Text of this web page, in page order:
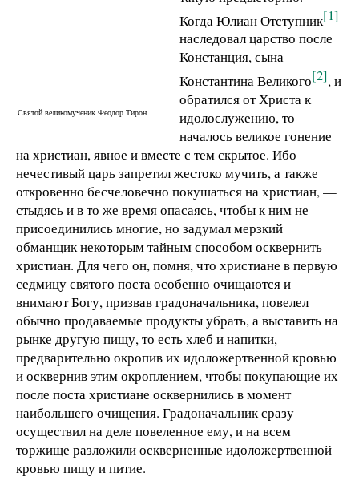
Святой великомученик Феодор Тирон
Когда Юлиан Отступник[1]
наследовал царство после
Констанция, сына
Константина Великого[2], и
обратился от Христа к
идолослужению, то
началось великое гонение
на христиан, явное и вместе с тем скрытое. Ибо
нечестивый царь запретил жестоко мучить, а также
откровенно бесчеловечно покушаться на христиан, —
стыдясь и в то же время опасаясь, чтобы к ним не
присоединились многие, но задумал мерзкий
обманщик некоторым тайным способом осквернить
христиан. Для чего он, помня, что христиане в первую
седмицу святого поста особенно очищаются и
внимают Богу, призвав градоначальника, повелел
обычно продаваемые продукты убрать, а выставить на
рынке другую пищу, то есть хлеб и напитки,
предварительно окропив их идоложертвенной кровью
и осквернив этим окроплением, чтобы покупающие их
после поста христиане осквернились в момент
наибольшего очищения. Градоначальник сразу
осуществил на деле повеленное ему, и на всем
торжище разложили оскверненные идоложертвенной
кровью пищу и питие.